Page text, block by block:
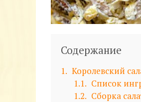
Содержание
1
Королевский
1.1
Список
1.2
Сборка